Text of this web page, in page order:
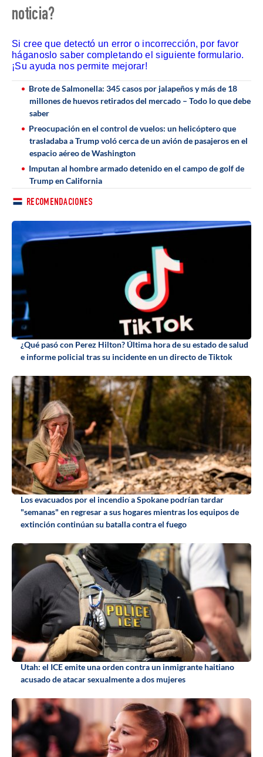
noticia?
Si cree que detectó un error o incorrección, por favor
háganoslo saber completando el siguiente formulario.
¡Su ayuda nos permite mejorar!
Brote de Salmonella: 345 casos por jalapeños y más de 18
millones de huevos retirados del mercado – Todo lo que debe
saber
Preocupación en el control de vuelos: un helicóptero que
trasladaba a Trump voló cerca de un avión de pasajeros en el
espacio aéreo de Washington
Imputan al hombre armado detenido en el campo de golf de
Trump en California
RECOMENDACIONES
¿Qué pasó con Perez Hilton? Última hora de su estado de salud
e informe policial tras su incidente en un directo de Tiktok
Los evacuados por el incendio a Spokane podrían tardar
"semanas" en regresar a sus hogares mientras los equipos de
extinción continúan su batalla contra el fuego
Utah: el ICE emite una orden contra un inmigrante haitiano
acusado de atacar sexualmente a dos mujeres